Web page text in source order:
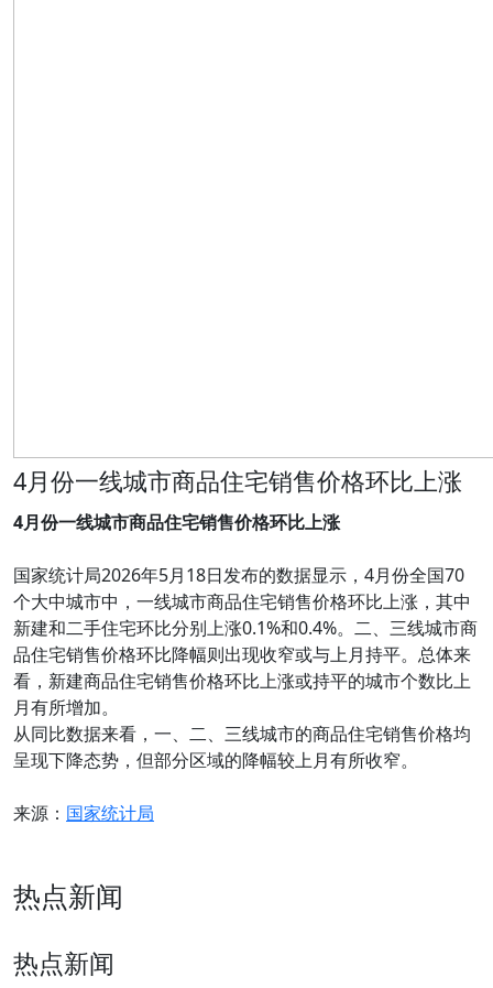
4月份一线城市商品住宅销售价格环比上涨
4月份一线城市商品住宅销售价格环比上涨
国家统计局2026年5月18日发布的数据显示，4月份全国70
个大中城市中，一线城市商品住宅销售价格环比上涨，其中
新建和二手住宅环比分别上涨0.1%和0.4%。二、三线城市商
品住宅销售价格环比降幅则出现收窄或与上月持平。总体来
看，新建商品住宅销售价格环比上涨或持平的城市个数比上
月有所增加。
从同比数据来看，一、二、三线城市的商品住宅销售价格均
呈现下降态势，但部分区域的降幅较上月有所收窄。
来源： 国家统计局
热点新闻
热点新闻